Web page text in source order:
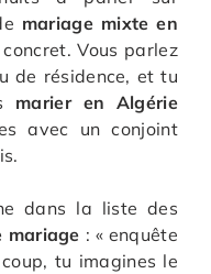
mariage mixte en
Vous parlez
de résidence, et tu
marier en Algérie
avec un conjoint
dans la liste des
mariage : « enquête
tu imagines le